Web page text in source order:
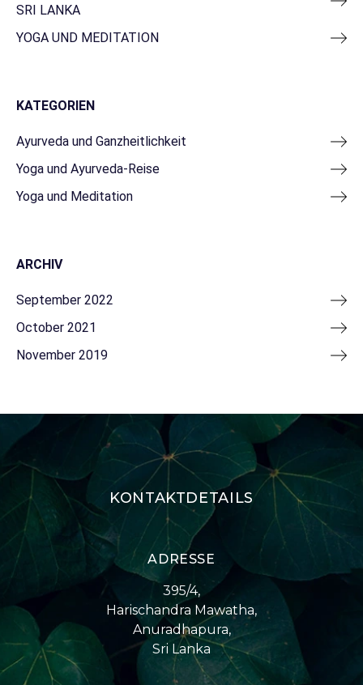
SRI LANKA
YOGA UND MEDITATION
KATEGORIEN
Ayurveda und Ganzheitlichkeit
Yoga und Ayurveda-Reise
Yoga und Meditation
ARCHIV
September 2022
October 2021
November 2019
KONTAKTDETAILS
ADRESSE
395/4,
Harischandra Mawatha,
Anuradhapura,
Sri Lanka